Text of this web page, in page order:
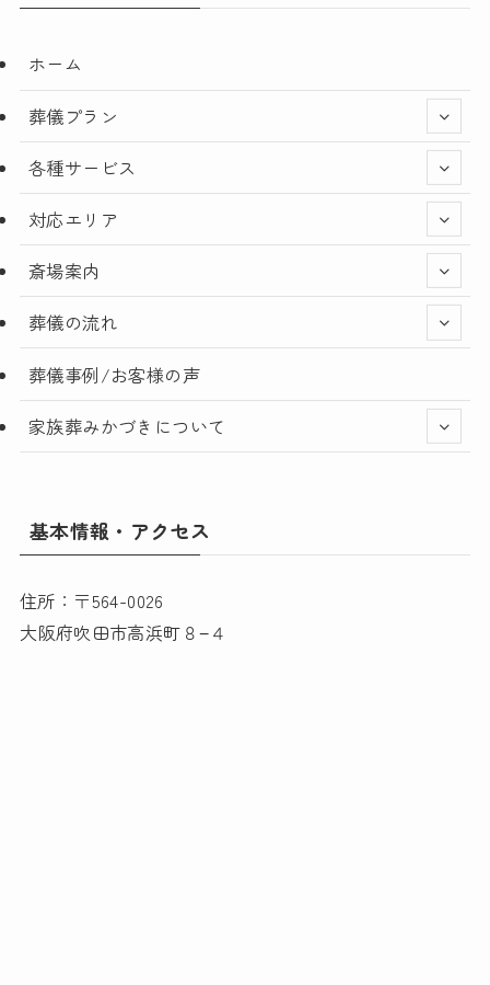
ホーム
葬儀プラン
各種サービス
対応エリア
斎場案内
葬儀の流れ
葬儀事例/お客様の声
家族葬みかづきについて
基本情報・アクセス
住所：〒564-0026
大阪府吹田市高浜町８−４